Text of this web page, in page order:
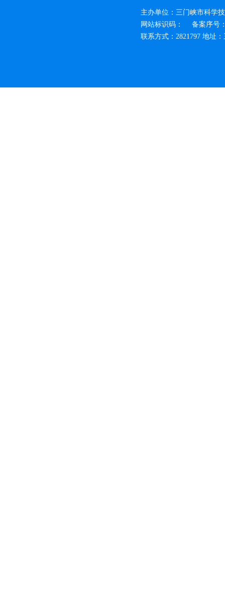
主办单位：三门峡市科学
网站标识码： 备案序号
联系方式：2821797 地址